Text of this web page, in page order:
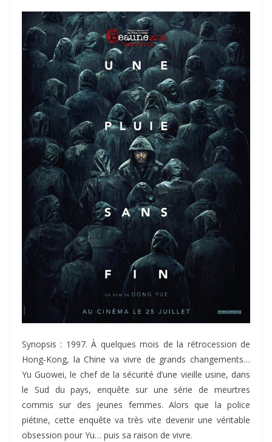
Synopsis : 1997. À quelques mois de la rétrocession de
Hong-Kong, la Chine va vivre de grands changements…
Yu Guowei, le chef de la sécurité d’une vieille usine, dans
le Sud du pays, enquête sur une série de meurtres
commis sur des jeunes femmes. Alors que la police
piétine, cette enquête va très vite devenir une véritable
obsession pour Yu… puis sa raison de vivre.